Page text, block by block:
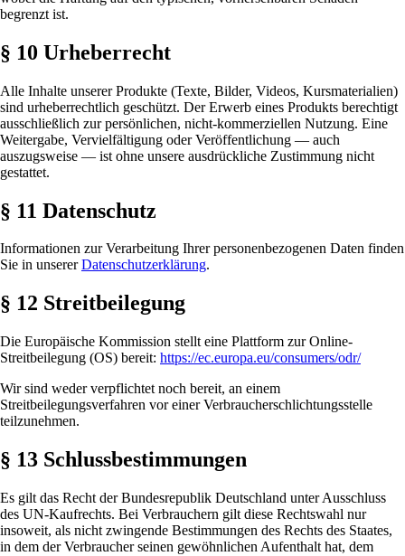
begrenzt ist.
§ 10 Urheberrecht
Alle Inhalte unserer Produkte (Texte, Bilder, Videos, Kursmaterialien)
sind urheberrechtlich geschützt. Der Erwerb eines Produkts berechtigt
ausschließlich zur persönlichen, nicht-kommerziellen Nutzung. Eine
Weitergabe, Vervielfältigung oder Veröffentlichung — auch
auszugsweise — ist ohne unsere ausdrückliche Zustimmung nicht
gestattet.
§ 11 Datenschutz
Informationen zur Verarbeitung Ihrer personenbezogenen Daten finden
Sie in unsererDatenschutzerklärung.
§ 12 Streitbeilegung
Die Europäische Kommission stellt eine Plattform zur Online-
Streitbeilegung (OS) bereit: https://ec.europa.eu/consumers/odr/
Wir sind weder verpflichtet noch bereit, an einem
Streitbeilegungsverfahren vor einer Verbraucherschlichtungsstelle
teilzunehmen.
§ 13 Schlussbestimmungen
Es gilt das Recht der Bundesrepublik Deutschland unter Ausschluss
des UN-Kaufrechts. Bei Verbrauchern gilt diese Rechtswahl nur
insoweit, als nicht zwingende Bestimmungen des Rechts des Staates,
in dem der Verbraucher seinen gewöhnlichen Aufenthalt hat, dem